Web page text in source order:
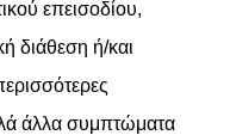
επεισοδίου,
διάθεση ή/και
άλλα συμπτώματα